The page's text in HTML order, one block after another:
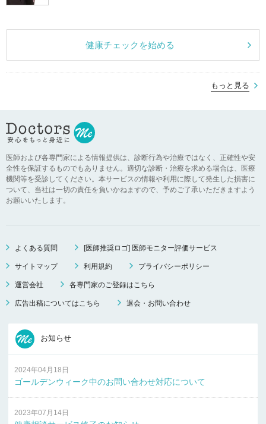
健康チェックを始める
もっと見る
医師および各専門家による情報提供は、診断行為や治療ではなく、正確性や安
全性を保証するものでもありません。適切な診断・治療を求める場合は、医療
機関等を受診してください。本サービスの情報や利用に際して発生した損害に
ついて、当社は一切の責任を負いかねますので、予めご了承いただきますよう
お願いいたします。
よくある質問 [医師推奨ロゴ] 医師モニター評価サービス
サイトマップ 利用規約 プライバシーポリシー
運営会社 各専門家のご登録はこちら
広告出稿についてはこちら 退会・お問い合わせ
お知らせ
2024年04月18日
ゴールデンウィーク中のお問い合わせ対応について
2023年07月14日